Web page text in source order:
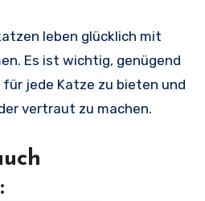
leben glücklich mit
Es ist wichtig, genügend
für jede Katze zu bieten und
vertraut zu machen.